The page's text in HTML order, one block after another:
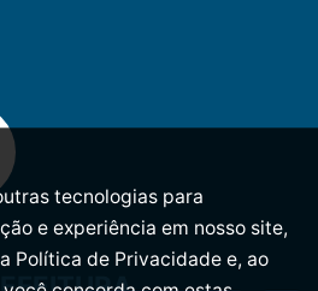
tecnologias para
e experiência em nosso site,
Política de Privacidade e, ao